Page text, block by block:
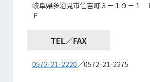
岐阜県多治見市住吉町３－１９－１
Ｆ
TEL／FAX
0572-21-2220／0572-21-2275